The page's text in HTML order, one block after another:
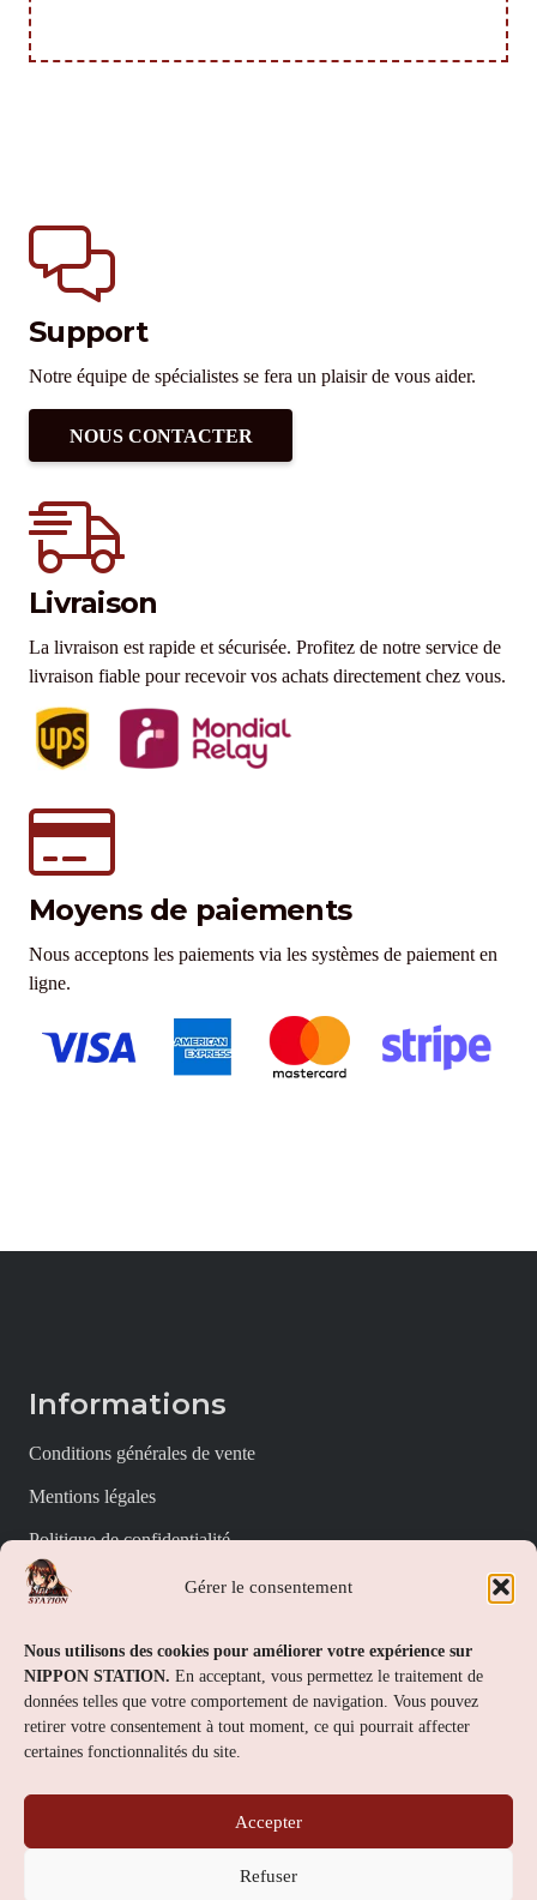
Gérer le consentement
Nous utilisons des cookies pour améliorer votre expérience sur
NIPPON STATION. En acceptant, vous permettez le traitement de
données telles que votre comportement de navigation. Vous pouvez
retirer votre consentement à tout moment, ce qui pourrait affecter
certaines fonctionnalités du site.
Accepter
Refuser
Support
Notre équipe de spécialistes se fera un plaisir de vous aider.
NOUS CONTACTER
Livraison
La livraison est rapide et sécurisée. Profitez de notre service de
livraison fiable pour recevoir vos achats directement chez vous.
Moyens de paiements
Nous acceptons les paiements via les systèmes de paiement en
ligne.
Informations
Conditions générales de vente
Mentions légales
Politique de confidentialité
Politique de cookies (UE)
Nippon Station
À propos
FAQs
Contact